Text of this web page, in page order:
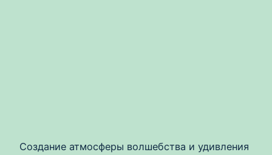
Создание атмосферы волшебства и удивления